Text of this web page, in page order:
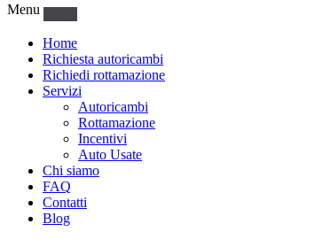
Menu
Home
Richiesta autoricambi
Richiedi rottamazione
Servizi
Autoricambi
Rottamazione
Incentivi
Auto Usate
Chi siamo
FAQ
Contatti
Blog